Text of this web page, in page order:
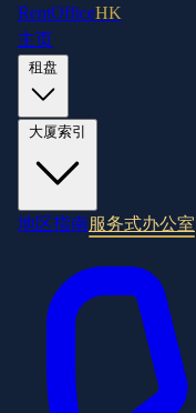
RentOfficeHK
主页
地区指南服务式办公室